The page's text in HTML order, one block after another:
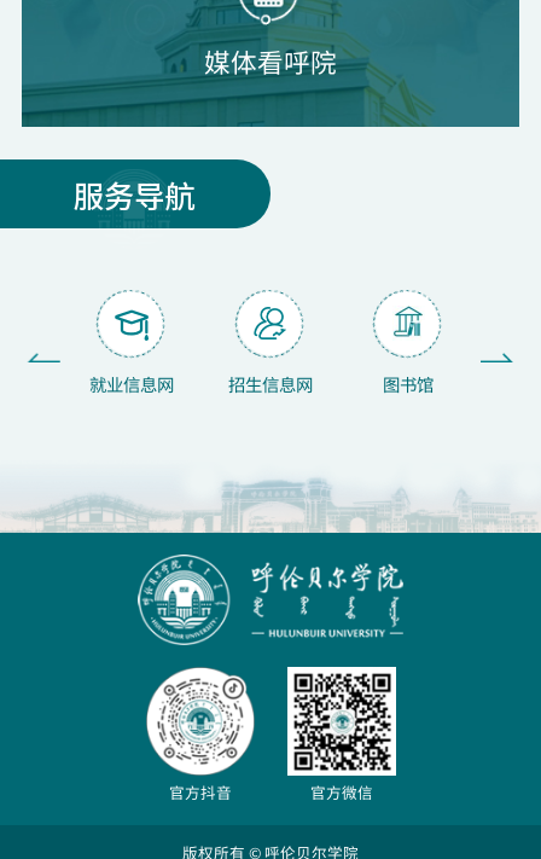
媒体看呼院
服务导航
就业信息网 招生信息网 图书馆
官方抖音 官方微信
版权所有 © 呼伦贝尔学院